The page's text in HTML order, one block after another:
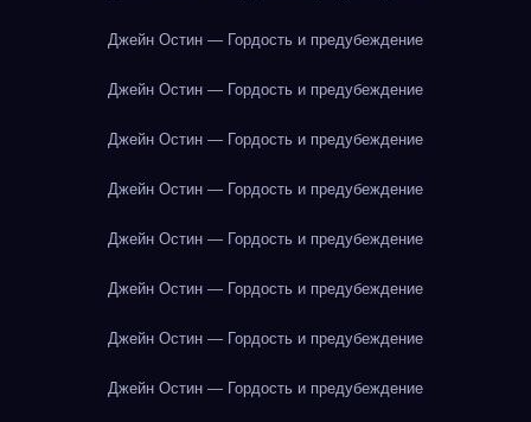
Джейн Остин — Гордость и предубеждение
Джейн Остин — Гордость и предубеждение
Джейн Остин — Гордость и предубеждение
Джейн Остин — Гордость и предубеждение
Джейн Остин — Гордость и предубеждение
Джейн Остин — Гордость и предубеждение
Джейн Остин — Гордость и предубеждение
Джейн Остин — Гордость и предубеждение